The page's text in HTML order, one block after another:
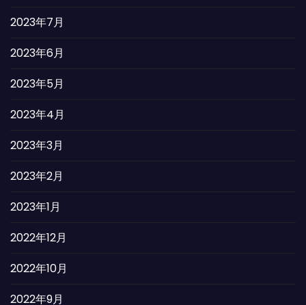
2023年7月
2023年6月
2023年5月
2023年4月
2023年3月
2023年2月
2023年1月
2022年12月
2022年10月
2022年9月